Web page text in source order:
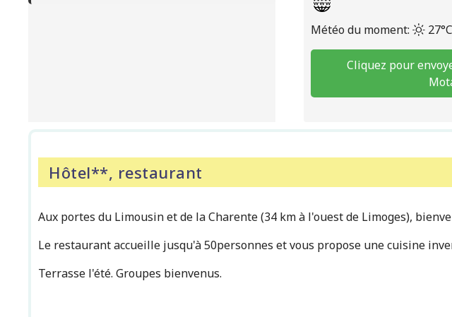
Météo du moment: 27°C
Cliquez pour
Hôtel**, restaurant
Aux portes du Limousin et de la Charente (34 km à l'ouest de Limoges),
Le restaurant accueille jusqu'à 50personnes et vous propose une cuisine
Terrasse l'été. Groupes bienvenus.